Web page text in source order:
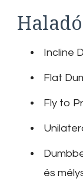
Incline
Flat
Fly to
és